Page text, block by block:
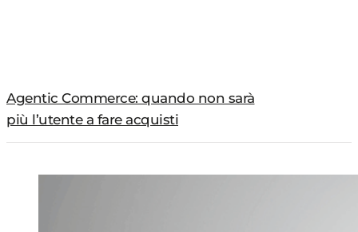
Agentic Commerce: quando non sarà
più l’utente a fare acquisti